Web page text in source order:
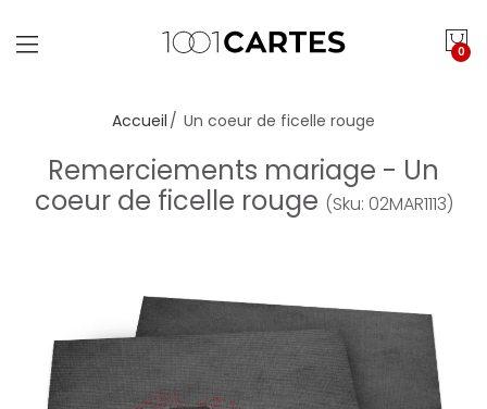
0
Accueil Un coeur de ficelle rouge
Remerciements mariage - Un
coeur de ficelle rouge (Sku: 02MAR1113)